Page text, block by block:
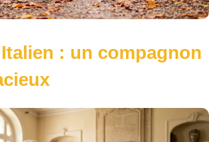
: un compagnon